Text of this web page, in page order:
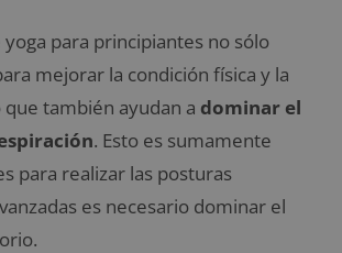
yoga para principiantes no sólo
mejorar la condición física y la
que también ayudan a dominar el
. Esto es sumamente
para realizar las posturas
es necesario dominar el